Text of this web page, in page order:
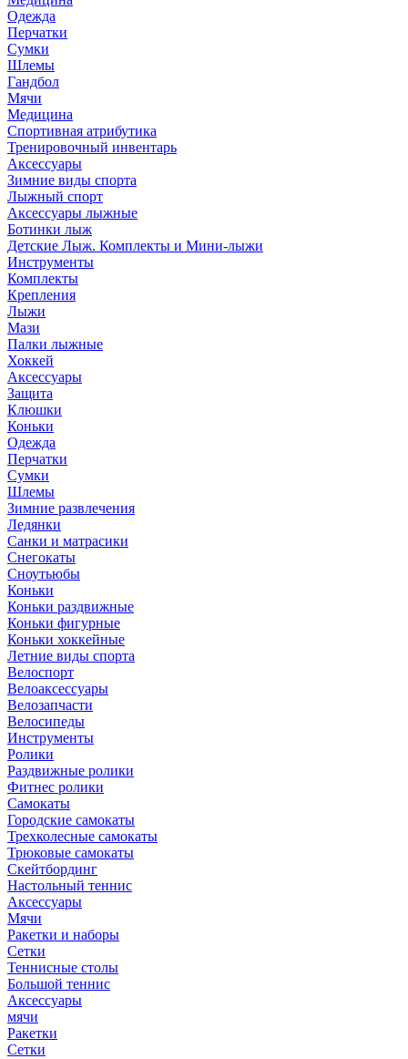
Одежда
Перчатки
Сумки
Шлемы
Гандбол
Мячи
Медицина
Спортивная атрибутика
Тренировочный инвентарь
Аксессуары
Зимние виды спорта
Лыжный спорт
Аксессуары лыжные
Ботинки лыж
Детские Лыж. Комплекты и Мини-лыжи
Инструменты
Комплекты
Крепления
Лыжи
Мази
Палки лыжные
Хоккей
Аксессуары
Защита
Клюшки
Коньки
Одежда
Перчатки
Сумки
Шлемы
Зимние развлечения
Ледянки
Санки и матрасики
Снегокаты
Сноутьюбы
Коньки
Коньки раздвижные
Коньки фигурные
Коньки хоккейные
Летние виды спорта
Велоспорт
Велоаксессуары
Велозапчасти
Велосипеды
Инструменты
Ролики
Раздвижные ролики
Фитнес ролики
Самокаты
Городские самокаты
Трехколесные самокаты
Трюковые самокаты
Скейтбординг
Настольный теннис
Аксессуары
Мячи
Ракетки и наборы
Сетки
Теннисные столы
Большой теннис
Аксессуары
мячи
Ракетки
Сетки